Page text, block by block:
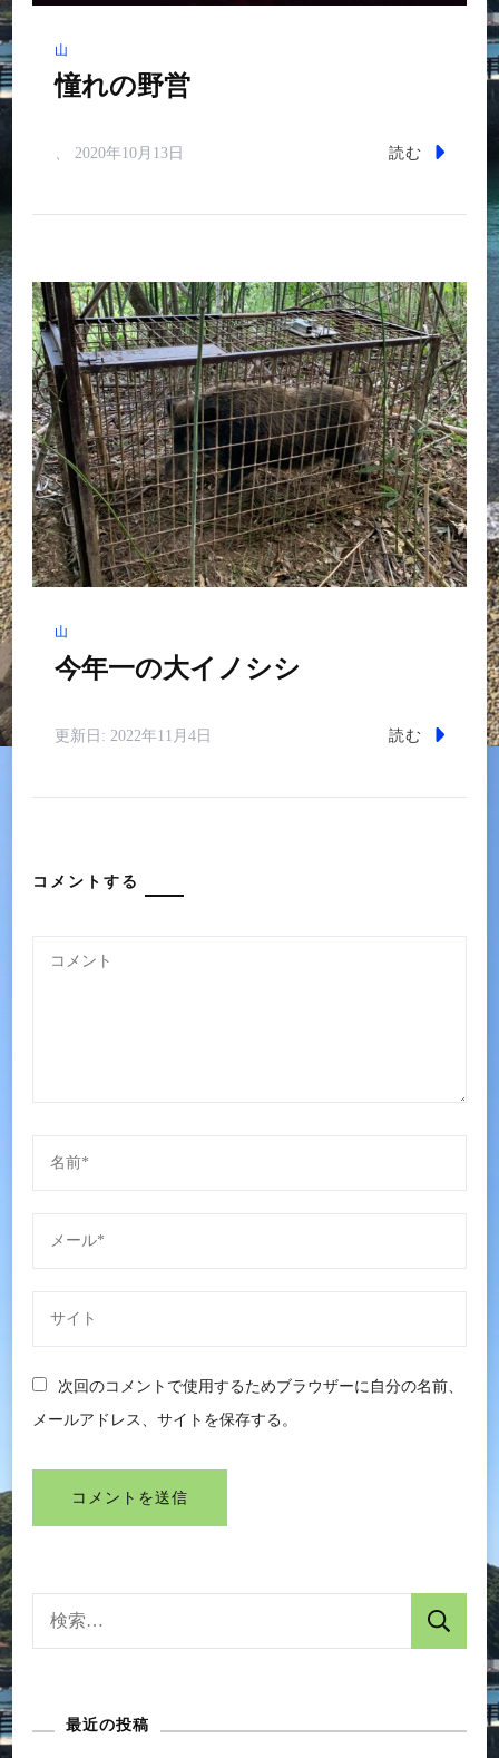
山
憧れの野営
、 2020年10月13日 読む
山
今年一の大イノシシ
更新日: 2022年11月4日 読む
コメントする
次回のコメントで使用するためブラウザーに自分の名前、
メールアドレス、サイトを保存する。
最近の投稿